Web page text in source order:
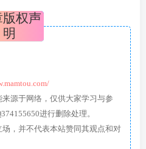
版权声
明
源于网络，仅供大家学习与参
进行删除处理。
，并不代表本站赞同其观点和对